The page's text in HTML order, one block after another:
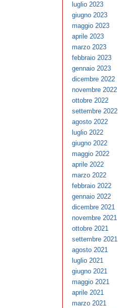
luglio 2023
giugno 2023
maggio 2023
aprile 2023
marzo 2023
febbraio 2023
gennaio 2023
dicembre 2022
novembre 2022
ottobre 2022
settembre 2022
agosto 2022
luglio 2022
giugno 2022
maggio 2022
aprile 2022
marzo 2022
febbraio 2022
gennaio 2022
dicembre 2021
novembre 2021
ottobre 2021
settembre 2021
agosto 2021
luglio 2021
giugno 2021
maggio 2021
aprile 2021
marzo 2021